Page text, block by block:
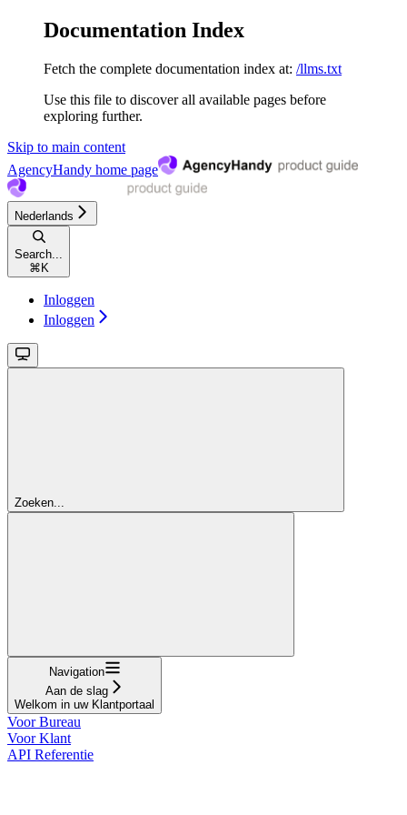
Documentation Index
Fetch the complete documentation index at: /llms.txt
Use this file to discover all available pages before
exploring further.
Skip to main content
AgencyHandy home page
Nederlands
Search...
⌘ K
Inloggen
Inloggen
Zoeken...
Navigation
Aan de slag
Welkom in uw Klantportaal
Voor Bureau
Voor Klant
API Referentie